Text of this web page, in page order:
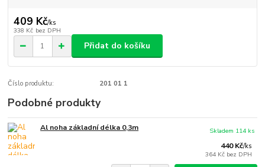
409 Kč/ks
338 Kč bez DPH
Přidat do košíku
Číslo produktu: 201 01 1
Podobné produkty
Al noha základní délka 0,3m
440 Kč/ks
364 Kč bez DPH
Skladem 114 ks